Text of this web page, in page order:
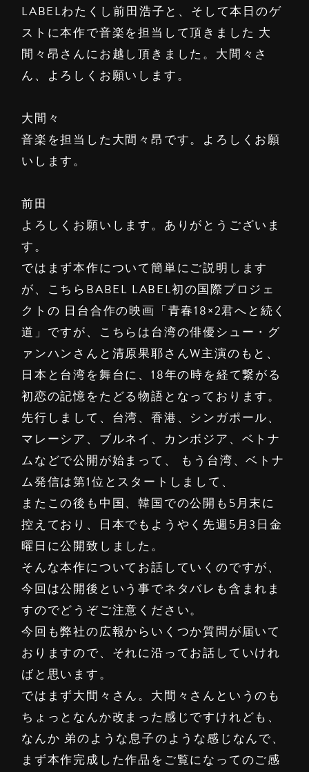
LABELわたくし前田浩子と、そして本日のゲ
ストに本作で音楽を担当して頂きました 大
間々昂さんにお越し頂きました。大間々さ
ん、よろしくお願いします。
大間々
音楽を担当した大間々昂です。よろしくお願
いします。
前田
よろしくお願いします。ありがとうございま
す。
ではまず本作について簡単にご説明します
が、こちらBABEL LABEL初の国際プロジェ
クトの 日台合作の映画「青春18×2君へと続く
道」ですが、こちらは台湾の俳優シュー・グ
ァンハンさんと清原果耶さんW主演のもと、
日本と台湾を舞台に、18年の時を経て繋がる
初恋の記憶をたどる物語となっております。
先行しまして、台湾、香港、シンガポール、
マレーシア、ブルネイ、カンボジア、ベトナ
ムなどで公開が始まって、 もう台湾、ベトナ
ム発信は第1位とスタートしまして、
またこの後も中国、韓国での公開も5月末に
控えており、日本でもようやく先週5月3日金
曜日に公開致しました。
そんな本作についてお話していくのですが、
今回は公開後という事でネタバレも含まれま
すのでどうぞご注意ください。
今回も弊社の広報からいくつか質問が届いて
おりますので、それに沿ってお話していけれ
ばと思います。
ではまず大間々さん。大間々さんというのも
ちょっとなんか改まった感じですけれども、
なんか 弟のような息子のような感じなんで、
まず本作完成した作品をご覧になってのご感